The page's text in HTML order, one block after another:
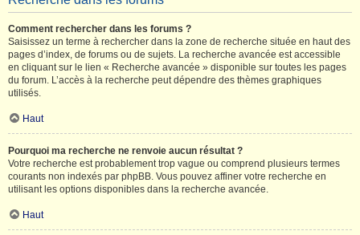
Comment rechercher dans les forums ?
Saisissez un terme à rechercher dans la zone de recherche située en haut des
pages d’index, de forums ou de sujets. La recherche avancée est accessible
en cliquant sur le lien « Recherche avancée » disponible sur toutes les pages
du forum. L’accès à la recherche peut dépendre des thèmes graphiques
utilisés.
Haut
Pourquoi ma recherche ne renvoie aucun résultat ?
Votre recherche est probablement trop vague ou comprend plusieurs termes
courants non indexés par phpBB. Vous pouvez affiner votre recherche en
utilisant les options disponibles dans la recherche avancée.
Haut